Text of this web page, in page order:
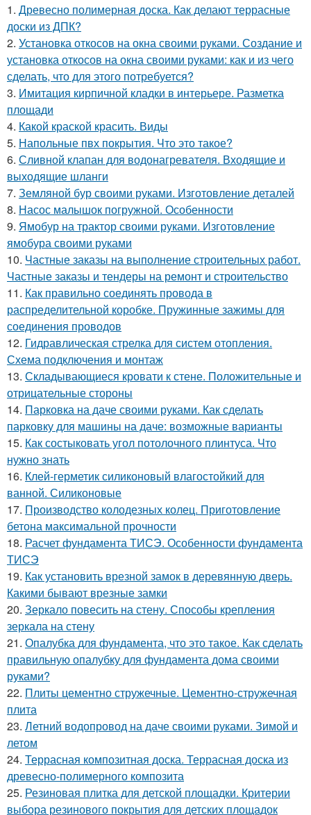
1. Древесно полимерная доска. Как делают террасные
доски из ДПК?
2. Установка откосов на окна своими руками. Создание и
установка откосов на окна своими руками: как и из чего
сделать, что для этого потребуется?
3. Имитация кирпичной кладки в интерьере. Разметка
площади
4. Какой краской красить. Виды
5. Напольные пвх покрытия. Что это такое?
6. Сливной клапан для водонагревателя. Входящие и
выходящие шланги
7. Земляной бур своими руками. Изготовление деталей
8. Насос малышок погружной. Особенности
9. Ямобур на трактор своими руками. Изготовление
ямобура своими руками
10. Частные заказы на выполнение строительных работ.
Частные заказы и тендеры на ремонт и строительство
11. Как правильно соединять провода в
распределительной коробке. Пружинные зажимы для
соединения проводов
12. Гидравлическая стрелка для систем отопления.
Схема подключения и монтаж
13. Складывающиеся кровати к стене. Положительные и
отрицательные стороны
14. Парковка на даче своими руками. Как сделать
парковку для машины на даче: возможные варианты
15. Как состыковать угол потолочного плинтуса. Что
нужно знать
16. Клей-герметик силиконовый влагостойкий для
ванной. Силиконовые
17. Производство колодезных колец. Приготовление
бетона максимальной прочности
18. Расчет фундамента ТИСЭ. Особенности фундамента
ТИСЭ
19. Как установить врезной замок в деревянную дверь.
Какими бывают врезные замки
20. Зеркало повесить на стену. Способы крепления
зеркала на стену
21. Опалубка для фундамента, что это такое. Как сделать
правильную опалубку для фундамента дома своими
руками?
22. Плиты цементно стружечные. Цементно-стружечная
плита
23. Летний водопровод на даче своими руками. Зимой и
летом
24. Террасная композитная доска. Террасная доска из
древесно-полимерного композита
25. Резиновая плитка для детской площадки. Критерии
выбора резинового покрытия для детских площадок